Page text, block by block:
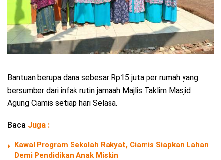
Bantuan berupa dana sebesar Rp15 juta per rumah yang
bersumber dari infak rutin jamaah Majlis Taklim Masjid
Agung Ciamis setiap hari Selasa.
Baca Juga :
Kawal Program Sekolah Rakyat, Ciamis Siapkan Lahan
Demi Pendidikan Anak Miskin